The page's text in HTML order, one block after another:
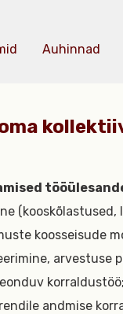
Auhinnad
(kooskõlastused,
koosseisude
arvestuse
korraldustöö;
andmise